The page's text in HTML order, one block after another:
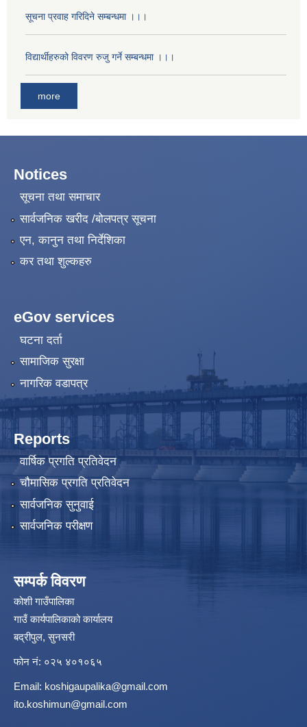
सूचना प्रवाह गरिदिने सम्बन्धमा ।।।
विद्यार्थीहरुको विवरण रुजु गर्ने सम्बन्धमा ।।।
more
Notices
सूचना तथा समाचार
सार्वजनिक खरीद /बोलपत्र सूचना
एन, कानुन तथा निर्देशिका
कर तथा शुल्कहरु
eGov services
घटना दर्ता
सामाजिक सुरक्षा
नागरिक वडापत्र
Reports
वार्षिक प्रगति प्रतिवेदन
चौमासिक प्रगति प्रतिवेदन
सार्वजनिक सुनुवाई
सार्वजनिक परीक्षण
सम्पर्क विवरण
कोशी गाउँपालिका
गाउँ कार्यपालिकाको कार्यालय
बद्रीपुल, सुनसरी
फोन नं: ०२५ ४०१०६५
Email: koshigaupalika@gmail.com
ito.koshimun@gmail.com